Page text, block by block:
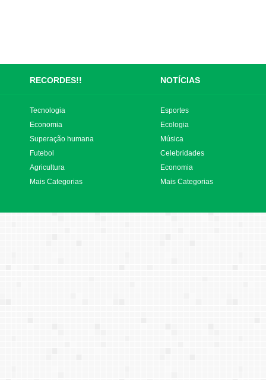
RECORDES!! NOTÍCIAS
Tecnologia
Economia
Superação humana
Futebol
Agricultura
Mais Categorias
Esportes
Ecologia
Música
Celebridades
Economia
Mais Categorias